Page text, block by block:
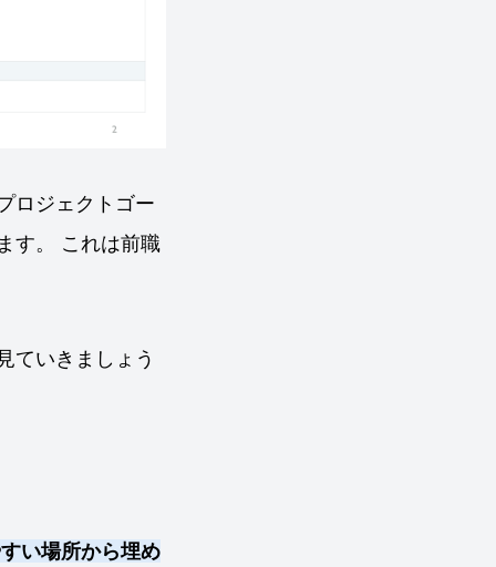
ロジェクトゴー
す。 これは前職
ていきましょう
い場所から埋め